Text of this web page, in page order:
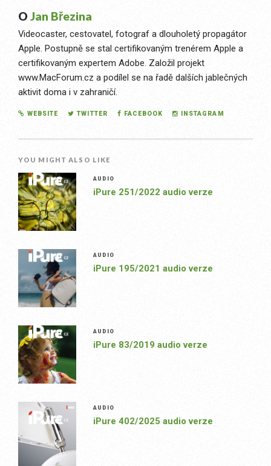
O Jan Březina
Videocaster, cestovatel, fotograf a dlouholetý propagátor
Apple. Postupně se stal certifikovaným trenérem Apple a
certifikovaným expertem Adobe. Založil projekt
www.MacForum.cz a podílel se na řadě dalších jablečných
aktivit doma i v zahraničí.
WEBSITE TWITTER FACEBOOK INSTAGRAM
YOU MIGHT ALSO LIKE
AUDIO
iPure 251/2022 audio verze
AUDIO
iPure 195/2021 audio verze
AUDIO
iPure 83/2019 audio verze
AUDIO
iPure 402/2025 audio verze